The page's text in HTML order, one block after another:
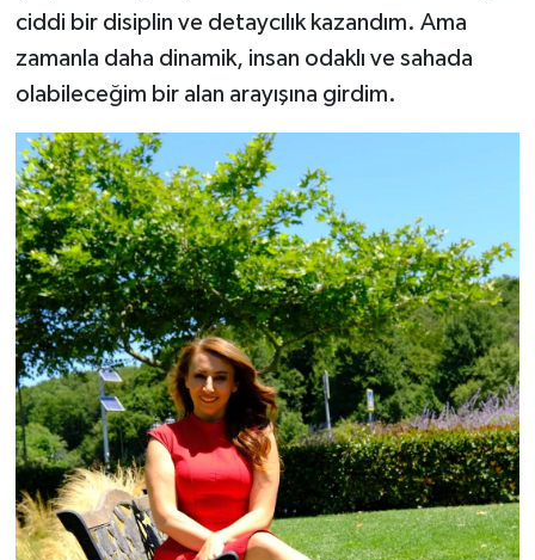
ciddi bir disiplin ve detaycılık kazandım. Ama
zamanla daha dinamik, insan odaklı ve sahada
olabileceğim bir alan arayışına girdim.